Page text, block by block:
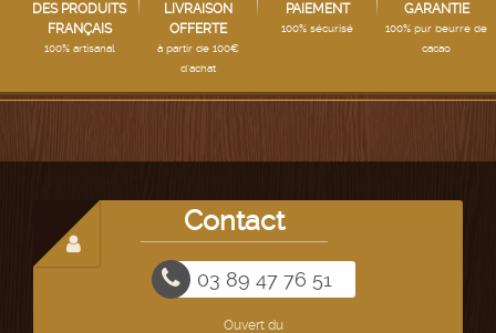
DES PRODUITS
FRANÇAIS
100% artisanal
LIVRAISON
OFFERTE
à partir de 100€
d'achat
PAIEMENT
100% sécurisé
GARANTIE
100% pur beurre de
cacao
Contact
03 89 47 76 51
Ouvert du